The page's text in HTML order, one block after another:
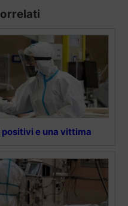
positivi e una vittima